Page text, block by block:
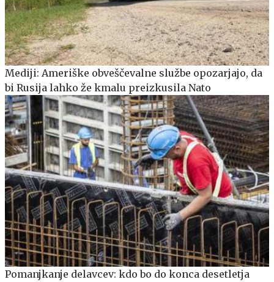
Mediji: Ameriške obveščevalne službe opozarjajo, da
bi Rusija lahko že kmalu preizkusila Nato
Pomanjkanje delavcev: kdo bo do konca desetletja